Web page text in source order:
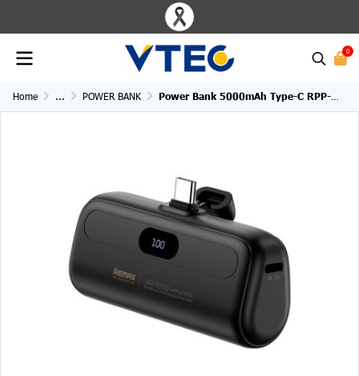
0
Home ... POWER BANK Power Bank 5000mAh Type-C RPP-632